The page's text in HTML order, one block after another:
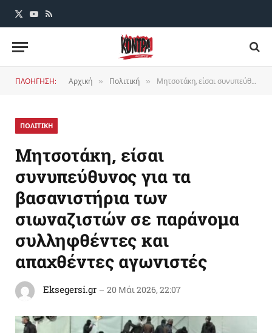
X
YouTube
RSS
ΠΛΟΗΓΗΣΗ: Αρχική » Πολιτική » Μητσοτάκη, είσαι συνυπεύθυνος για τα βασανιστήρια των σιωναζιστών σε παράνομα συλληφθέντες και απαχθέντες αγωνιστές
ΠΟΛΙΤΙΚΗ
Μητσοτάκη, είσαι
συνυπεύθυνος για τα
βασανιστήρια των
σιωναζιστών σε παράνομα
συλληφθέντες και
απαχθέντες αγωνιστές
Eksegersi.gr 20 Μάι 2026, 22:07